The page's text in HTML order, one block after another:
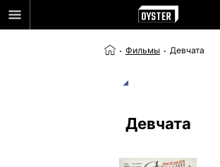
Фильмы Девчата
Девчата